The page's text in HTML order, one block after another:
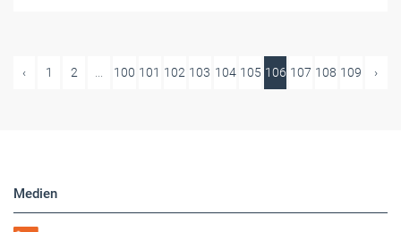
‹ 1 2 ... 100 101 102 103 104 105 106 107 108 109 ›
Medien